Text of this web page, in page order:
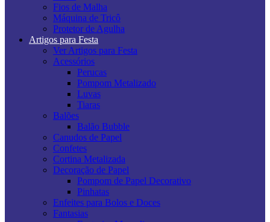
Fios de Malha
Máquina de Tricô
Protetor de Agulha
Artigos para Festa
Ver Artigos para Festa
Acessórios
Perucas
Pompom Metalizado
Luvas
Tiaras
Balões
Balão Bubble
Canudos de Papel
Confetes
Cortina Metalizada
Decoração de Papel
Pompom de Papel Decorativo
Pinhatas
Enfeites para Bolos e Doces
Fantasias